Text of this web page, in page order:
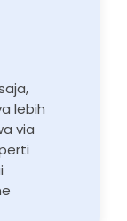
lebih
via